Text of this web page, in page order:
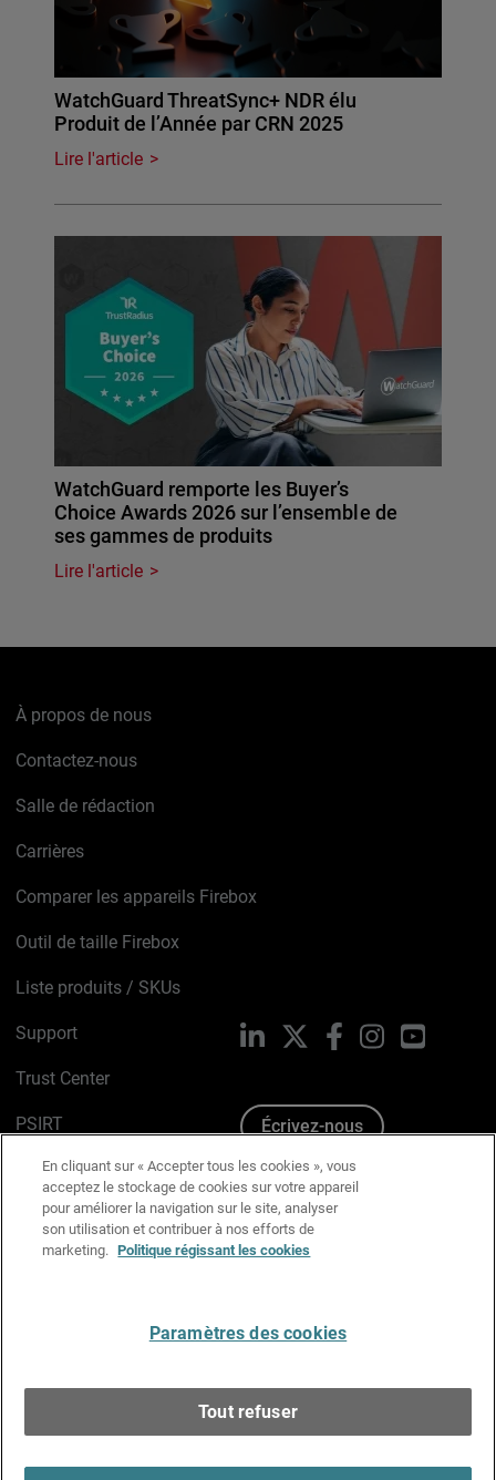
WatchGuard ThreatSync+ NDR élu
Produit de l’Année par CRN 2025
Lire l'article
WatchGuard remporte les Buyer’s
Choice Awards 2026 sur l’ensemble de
ses gammes de produits
Lire l'article
À propos de nous
Contactez-nous
Salle de rédaction
Carrières
Comparer les appareils Firebox
Outil de taille Firebox
Liste produits / SKUs
Support
Trust Center
PSIRT
Avis sur les cookies
Politique de confidentialité
Charte Graphique
LinkedIn FacebookInstagramYouTube
Écrivez-nous
En cliquant sur « Accepter tous les cookies », vous
acceptez le stockage de cookies sur votre appareil
pour améliorer la navigation sur le site, analyser
son utilisation et contribuer à nos efforts de
marketing. Politique régissant les cookies
Paramètres des cookies
Tout refuser